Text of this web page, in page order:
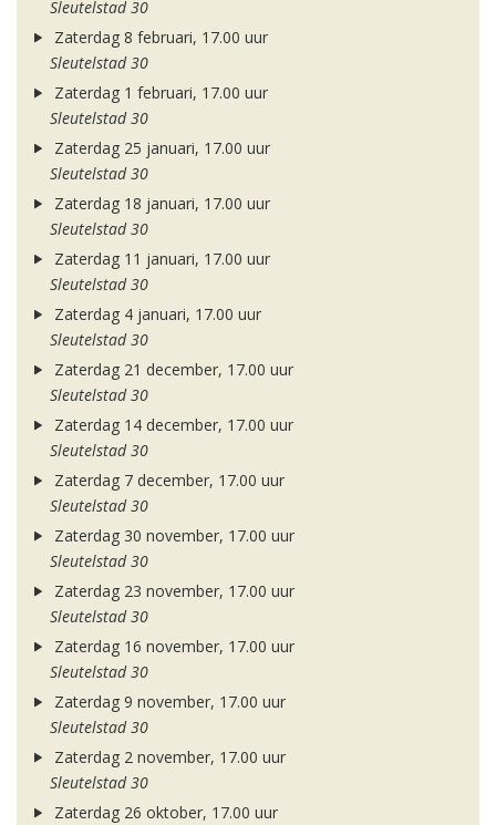
Sleutelstad 30
Zaterdag 8 februari, 17.00 uur
Sleutelstad 30
Zaterdag 1 februari, 17.00 uur
Sleutelstad 30
Zaterdag 25 januari, 17.00 uur
Sleutelstad 30
Zaterdag 18 januari, 17.00 uur
Sleutelstad 30
Zaterdag 11 januari, 17.00 uur
Sleutelstad 30
Zaterdag 4 januari, 17.00 uur
Sleutelstad 30
Zaterdag 21 december, 17.00 uur
Sleutelstad 30
Zaterdag 14 december, 17.00 uur
Sleutelstad 30
Zaterdag 7 december, 17.00 uur
Sleutelstad 30
Zaterdag 30 november, 17.00 uur
Sleutelstad 30
Zaterdag 23 november, 17.00 uur
Sleutelstad 30
Zaterdag 16 november, 17.00 uur
Sleutelstad 30
Zaterdag 9 november, 17.00 uur
Sleutelstad 30
Zaterdag 2 november, 17.00 uur
Sleutelstad 30
Zaterdag 26 oktober, 17.00 uur